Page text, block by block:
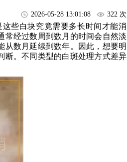
2026-05-28 13:01:08 322 次
些白块究竟需要多长时间才能消
常经过数周到数月的时间会自然淡
从数月延续到数年。因此，想要明
断。不同类型的白斑处理方式差异